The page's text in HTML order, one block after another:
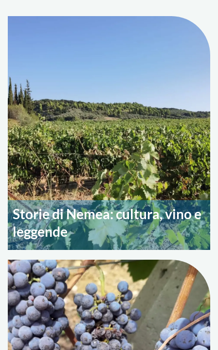
Storie di Nemea: cultura, vino e
leggende